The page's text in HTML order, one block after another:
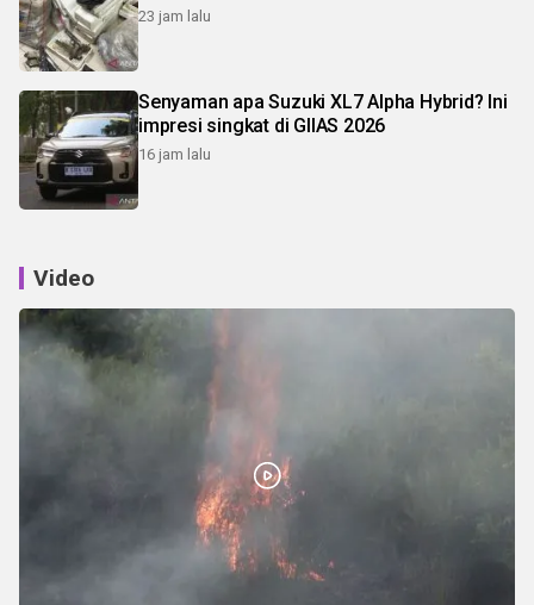
23 jam lalu
Senyaman apa Suzuki XL7 Alpha Hybrid? Ini
impresi singkat di GIIAS 2026
16 jam lalu
Video